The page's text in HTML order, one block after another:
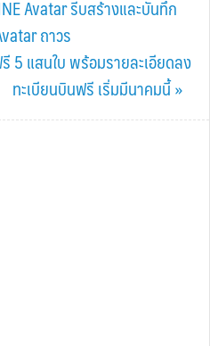
Avatar รีบสร้างและบันทึก
ถาวร
5 แสนใบ พร้อมรายละเอียดลง
ทะเบียนบินฟรี เริ่มมีนาคมนี้ »